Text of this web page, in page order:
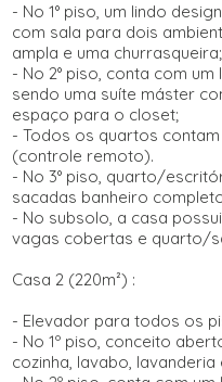
- No 1° piso, um lindo
com sala para dois
ampla e uma churrasqueira;
- No 2° piso, conta com
sendo uma suíte máster
espaço para o closet;
- Todos os quartos
(controle remoto).
- No 3° piso, quarto/
sacadas banheiro
- No subsolo, a casa
vagas cobertas e quarto/
Casa 2 (220m²) :
- Elevador para todos os
- No 1º piso, conceito
cozinha, lavabo, lavanderia